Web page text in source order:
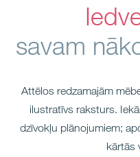
savam
Attēlos redzamajām
ilustratīvs raksturs.
dzīvokļu plānojumiem;
kārtās